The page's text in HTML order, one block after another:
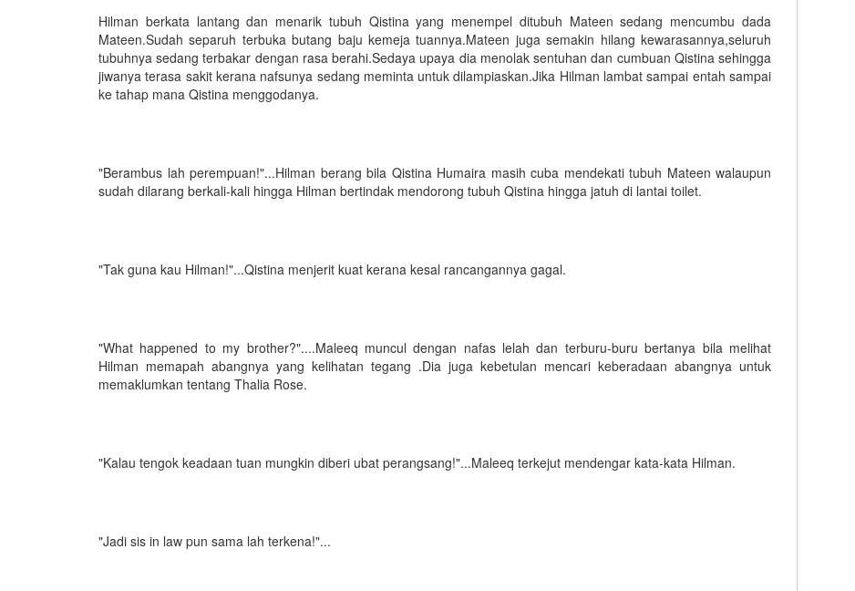
Hilman berkata lantang dan menarik tubuh Qistina yang menempel ditubuh Mateen sedang mencumbu dada
Mateen.Sudah separuh terbuka butang baju kemeja tuannya.Mateen juga semakin hilang kewarasannya,seluruh
tubuhnya sedang terbakar dengan rasa berahi.Sedaya upaya dia menolak sentuhan dan cumbuan Qistina sehingga
jiwanya terasa sakit kerana nafsunya sedang meminta untuk dilampiaskan.Jika Hilman lambat sampai entah sampai
ke tahap mana Qistina menggodanya.
"Berambus lah perempuan!"...Hilman berang bila Qistina Humaira masih cuba mendekati tubuh Mateen walaupun
sudah dilarang berkali-kali hingga Hilman bertindak mendorong tubuh Qistina hingga jatuh di lantai toilet.
"Tak guna kau Hilman!"...Qistina menjerit kuat kerana kesal rancangannya gagal.
"What happened to my brother?"....Maleeq muncul dengan nafas lelah dan terburu-buru bertanya bila melihat
Hilman memapah abangnya yang kelihatan tegang .Dia juga kebetulan mencari keberadaan abangnya untuk
memaklumkan tentang Thalia Rose.
"Kalau tengok keadaan tuan mungkin diberi ubat perangsang!"...Maleeq terkejut mendengar kata-kata Hilman.
"Jadi sis in law pun sama lah terkena!"...